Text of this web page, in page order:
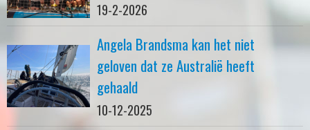
19-2-2026
Angela Brandsma kan het niet
geloven dat ze Australië heeft
gehaald
10-12-2025